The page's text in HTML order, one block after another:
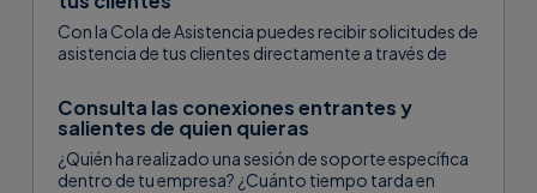
Con la Cola de Asistencia puedes recibir solicitudes de
asistencia de tus clientes directamente a través de
Consulta las conexiones entrantes y
salientes de quien quieras
¿Quién ha realizado una sesión de soporte específica
dentro de tu empresa? ¿Cuánto tiempo tarda en